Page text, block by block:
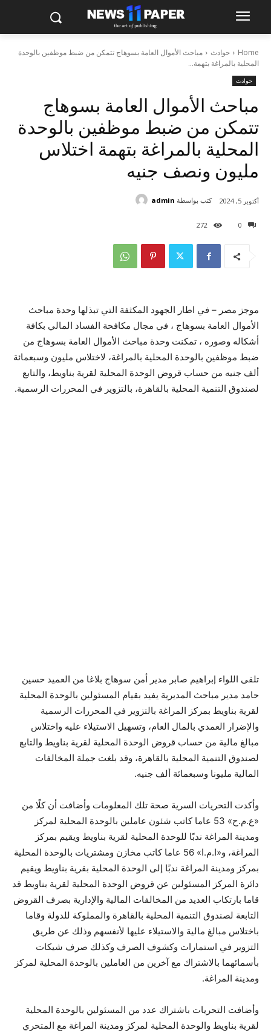
Home حوادث
مباحث الأموال العامة بسوهاج تتمكن من ضبط موظفين بالوحدة
المحلية بالمراغة بتهمة...
حوادث
مباحث الأموال العامة بسوهاج
تتمكن من ضبط موظفين بالوحدة
المحلية بالمراغة بتهمة اختلاس
مليون ونصف جنيه
0
272
أكتوبر 5, 2024 كتب بواسطة admin
موجز مصر – في اطار الجهود المكثفة التي تبذلها وحدة مباحث
الأموال العامة بسوهاج ، في مجال مكافحة الفساد المالي بكافة
أشكاله وصوره ، تمكنت وحدة مباحث الأموال العامة بسوهاج من
ضبط موظفين بالوحدة المحلية بالمراغة، لاختلاس مليون وسبعمائة
ألف جنيه من حساب قروض الوحدة المحلية لقرية بناويط، والتابع
لصندوق التنمية المحلية بالقاهرة، بالتزوير في المحررات الرسمية.
تلقى اللواء إبراهيم صابر مدير أمن سوهاج بلاغا من العميد حسين
حامد مدير مباحث المديرية يفيد بقيام المسئولين بالوحدة المحلية
لقرية بناويط بمركز المراغة بالتزوير في المحررات الرسمية
والإضرار العمدي بالمال العام، وتسهيل الاستيلاء عليه واختلاس
مبالغ مالية من حساب قروض الوحدة المحلية لقرية بناويط والتابع
لصندوق التنمية المحلية بالقاهرة، وقد بلغت جملة المخالفات
المالية مليونا وسبعمائة ألف جنيه.
وأكدت التحريات السرية صحة تلك المعلومات وأضافت أن كلًا من
«ع.م.ح» 53 عاما كاتب شئون عاملين بالوحدة المحلية لمركز
ومدينة المراغة ندبًا للوحدة المحلية لقرية بناويط ويقيم بمركز
المراغة، و«ا.م.ا» 56 عاما كاتب مخازن ومشتريات بالوحدة المحلية
بمركز ومدينة المراغة ندبًا إلى الوحدة المحلية بقرية بناويط ويقيم
دائرة المركز المسئولين عن قروض الوحدة المحلية لقرية بناويط قد
قاما بارتكاب العديد من المخالفات المالية والإدارية بصرف القروض
التابعة لصندوق التنمية المحلية بالقاهرة والمملوكة للدولة وقاما
باختلاس مبالغ مالية والاستيلاء عليها لأنفسهم وذلك عن طريق
التزوير في استمارات وكشوف الصرف وكذلك صرف شيكات
بأسمائهما بالاشتراك مع آخرين من العاملين بالوحدة المحلية لمركز
ومدينة المراغة.
وأضافت التحريات باشتراك عدد من المسئولين بالوحدة المحلية
لقرية بناويط والوحدة المحلية لمركز ومدينة المراغة مع المتحري